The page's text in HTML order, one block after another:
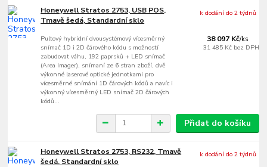
Honeywell Stratos 2753, USB POS,
Tmavě šedá, Standardní sklo
Pultový hybridní dvousystémový vícesměrný
snímač 1D i 2D čárového kódu s možností
zabudovat váhu, 192 paprsků + LED snímač
(Area Imager), snímaní ze 6 stran zboží, dvě
výkonné laserové optické jednotkami pro
vícesměrné snímání 1D čárových kódů a navíc i
výkonný vícesměrný LED snímač 2D čárových
kódů...
38 097 Kč/ks
31 485 Kč bez DPH
k dodání do 2 týdnů
Přidat do košíku
Honeywell Stratos 2753, RS232, Tmavě
šedá, Standardní sklo
k dodání do 2 týdnů